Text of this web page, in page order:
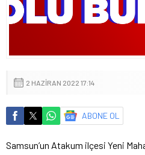
2 HAZIRAN 2022 17:14
ABONE OL
Samsun’un Atakum ilçesi Yeni